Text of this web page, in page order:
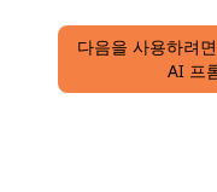
다음을 사용하려
AI 프